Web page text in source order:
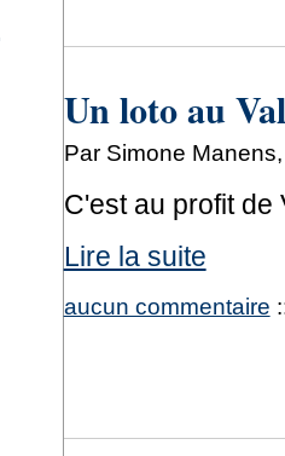
Un loto au
Par Simone
C'est au profit de
Lire la suite
aucun commentaire